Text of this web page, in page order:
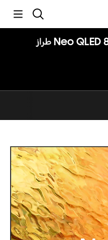
"75 تلفزيون Neo QLED 8K Smart TV طراز